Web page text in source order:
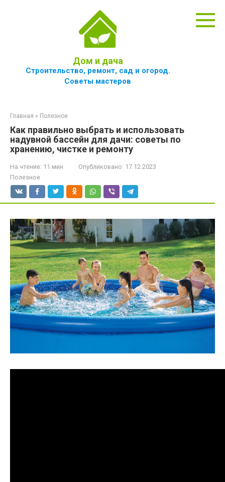
Дом и дача
Строительство, ремонт, сад и огород.
Советы мастеров
Главная » Полезное
Как правильно выбрать и использовать
надувной бассейн для дачи: советы по
хранению, чистке и ремонту
На чтение: 11 мин Опубликовано: 17.12.2023
Полезное